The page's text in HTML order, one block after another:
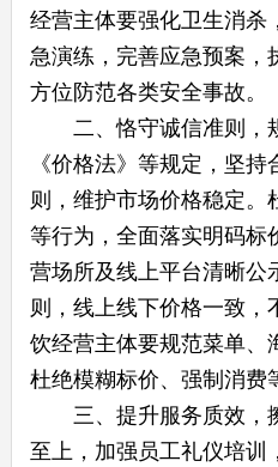
经营主体要强化卫生消杀
急演练，完善应急预案
方位防范各类安全事故。
二、恪守诚信准则，
《价格法》等规定，坚
则，维护市场价格稳定
等行为，全面落实明码
营场所及线上平台清晰公
则，线上线下价格一致
饮经营主体要规范菜单、
杜绝模糊标价、强制消费
三、提升服务质效，
至上，加强员工礼仪培